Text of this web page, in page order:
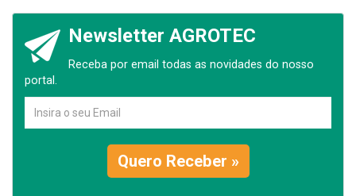
Newsletter AGROTEC
Receba por email todas as novidades do nosso
portal.
Quero Receber »